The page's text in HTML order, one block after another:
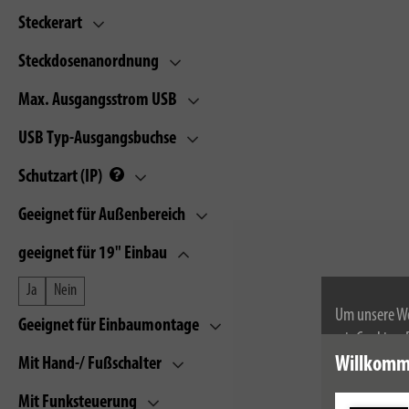
Um unsere
wir Cookies.
Weitere
Steckerart
Steckdosenanordnung
Max. Ausgangsstrom USB
USB Typ-Ausgangsbuchse
Schutzart (IP)
Geeignet für Außenbereich
geeignet für 19" Einbau
Ja Nein
Geeignet für Einbaumontage
Mit Hand-/ Fußschalter
Mit Funksteuerung